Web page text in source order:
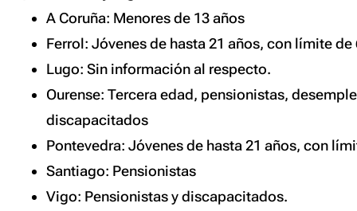
A Coruña: Menores de 13 años
Ferrol: Jóvenes de hasta 21 años, con límite de
Lugo: Sin información al respecto.
Ourense: Tercera edad, pensionistas,
discapacitados
Pontevedra: Jóvenes de hasta 21 años, con
Santiago: Pensionistas
Vigo: Pensionistas y discapacitados.